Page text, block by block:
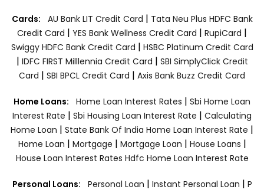
Cards: AU Bank LIT Credit Card | Tata Neu Plus HDFC Bank
Credit Card | YES Bank Wellness Credit Card | RupiCard |
Swiggy HDFC Bank Credit Card | HSBC Platinum Credit Card
| IDFC FIRST Milllennia Credit Card | SBI SimplyClick Credit
Card | SBI BPCL Credit Card | Axis Bank Buzz Credit Card
Home Loans: Home Loan Interest Rates | Sbi Home Loan
Interest Rate | Sbi Housing Loan Interest Rate | Calculating
Home Loan | State Bank Of India Home Loan Interest Rate |
Home Loan | Mortgage | Mortgage Loan | House Loans |
House Loan Interest Rates Hdfc Home Loan Interest Rate
Personal Loans: Personal Loan | Instant Personal Loan | P